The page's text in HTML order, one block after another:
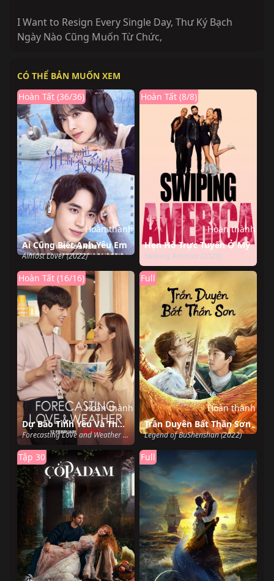
I Want to Resign Every Single Day, Thư Ký Bạch
Ngày Nào Cũng Muốn Từ Chức,
CÓ THỂ BẢN MUỐN XEM
Ai Cũng Biết Anh Yêu Em
Almost Lover (2022)
Hoàn Tất (36/36)
Hoàn thành
Hẹn Hò Trực Tuyến Ở Mỹ
Swiping America (2023)
Hoàn Tất (8/8)
Hoàn thành
Dự Báo Tình Yêu Và Thời Tiết
Forecasting Love and Weather (2022)
Hoàn Tất (16/16)
Hoàn thành
Trần Duyên Bất Thần Sơn
Legend of BuShenshan (2022)
Full
Hoàn thành
Tập 30 Full